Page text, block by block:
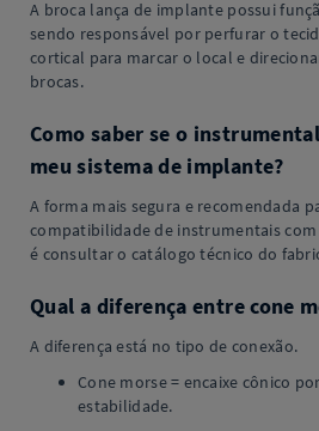
A broca lança de implante possui
sendo responsável por perfurar o
cortical para marcar o local e
brocas.
Como saber se o
meu sistema de implante?
A forma mais segura e recomendada
compatibilidade de instrumentais
é consultar o catálogo técnico do
Qual a diferença entre cone
A diferença está no tipo de conexão.
Cone morse = encaixe cônico
estabilidade.